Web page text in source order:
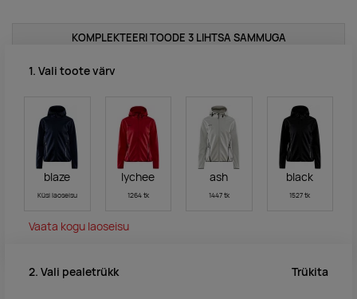
KOMPLEKTEERI TOODE 3 LIHTSA SAMMUGA
1. Vali toote värv
blaze
Küsi laoseisu
lychee
1264 tk
ash
1447 tk
black
1527 tk
Vaata kogu laoseisu
2. Vali pealetrükk Trükita